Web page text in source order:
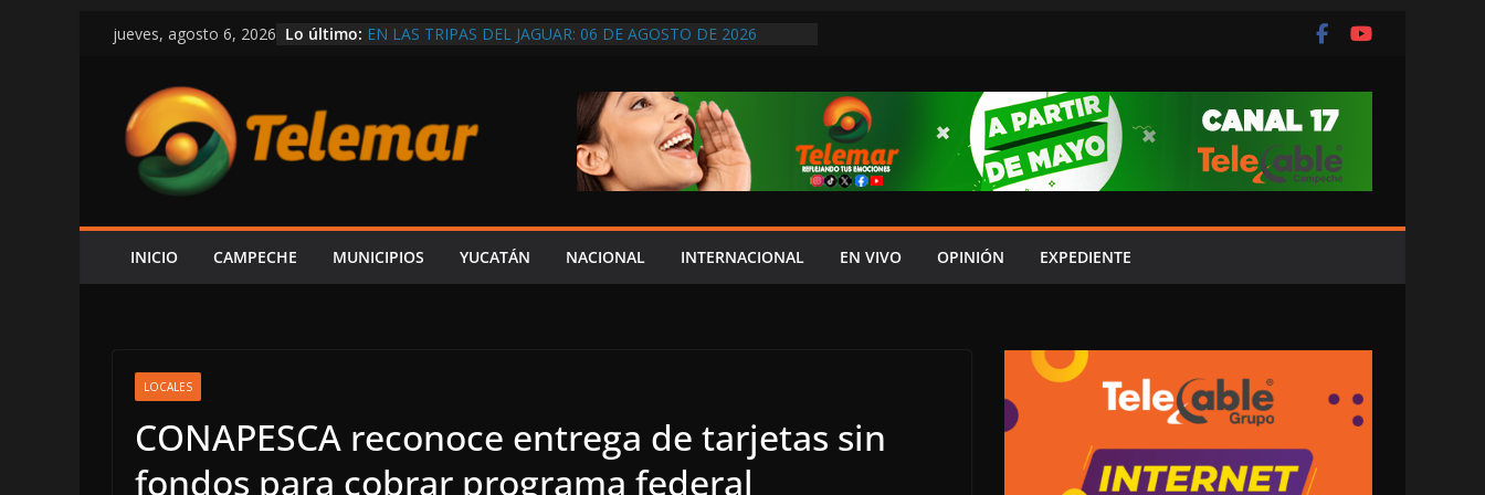
Saltar
contenido
jueves, agosto 6, 2026 Lo último: EN LAS TRIPAS DEL JAGUAR: 06 DE AGOSTO DE 2026
OTRA VEZ SIN PREVIO AVISO, SEDUMOP CIERRA TRAMO DE
UN CARRIL EN LA AVENIDA OBREGÓN Y CAUSA CAOS VIAL;
¡TOME SUS PRECAUCIONES!
BALEAN UNA CASA EN POMUCH, HECELCHAKÁN; ¿Y LA
INICIO CAMPECHE MUNICIPIOS YUCATÁN NACIONAL INTERNACIONAL EN VIVO OPINIÓN EXPEDIENTE
LOCALES
CONAPESCA reconoce entrega de tarjetas sin
fondos para cobrar programa federal